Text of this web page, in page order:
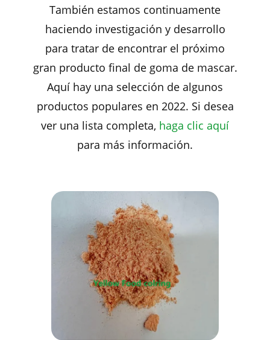
También estamos continuamente
haciendo investigación y desarrollo
para tratar de encontrar el próximo
gran producto final de goma de mascar.
Aquí hay una selección de algunos
productos populares en 2022. Si desea
ver una lista completa, haga clic aquí
para más información.